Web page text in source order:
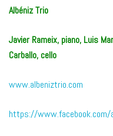
Albéniz Trio
Javier Rameix, piano, Luis
Carballo, cello
www.albeniztrio.com
https://